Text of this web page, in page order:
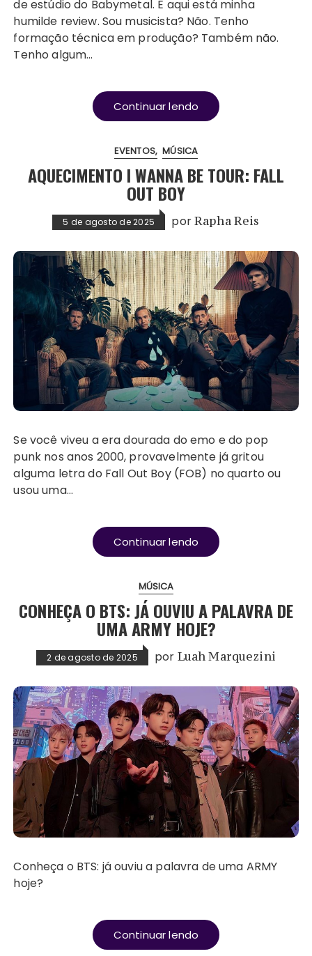
de estúdio do Babymetal. E aqui está minha
humilde review. Sou musicista? Não. Tenho
formação técnica em produção? Também não.
Tenho algum…
Continuar lendo
EVENTOS MÚSICA
AQUECIMENTO I WANNA BE TOUR: FALL
OUT BOY
5 de agosto de 2025 porRapha Reis
Se você viveu a era dourada do emo e do pop
punk nos anos 2000, provavelmente já gritou
alguma letra do Fall Out Boy (FOB) no quarto ou
usou uma…
Continuar lendo
MÚSICA
CONHEÇA O BTS: JÁ OUVIU A PALAVRA DE
UMA ARMY HOJE?
2 de agosto de 2025 por Luah Marquezini
Conheça o BTS: já ouviu a palavra de uma ARMY
hoje?
Continuar lendo